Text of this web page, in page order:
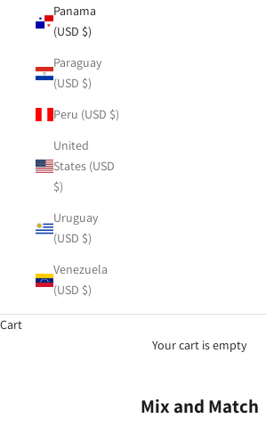
Panama
(USD $)
Paraguay
(USD $)
Peru (USD $)
United
States (USD
$)
Uruguay
(USD $)
Venezuela
(USD $)
Cart
Your cart is empty
Mix and Match